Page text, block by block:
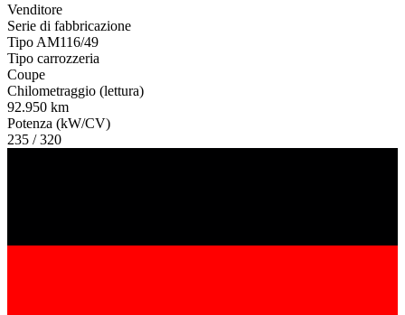
Venditore
Serie di fabbricazione
Tipo AM116/49
Tipo carrozzeria
Coupe
Chilometraggio (lettura)
92.950 km
Potenza (kW/CV)
235 / 320